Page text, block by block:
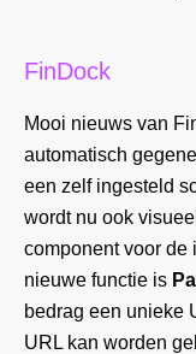
FinDock
Mooi nieuws van
automatisch
een zelf ingesteld
wordt nu ook
component voor de
nieuwe functie is
bedrag een unieke
URL kan worden